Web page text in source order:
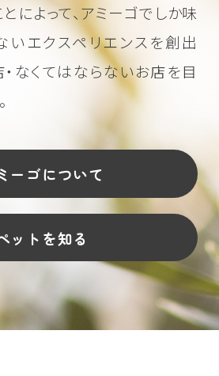
とによって、アミーゴでしか味
いエクスペリエンスを創出
なくてはならないお店を目
ーゴについて
ットを知る